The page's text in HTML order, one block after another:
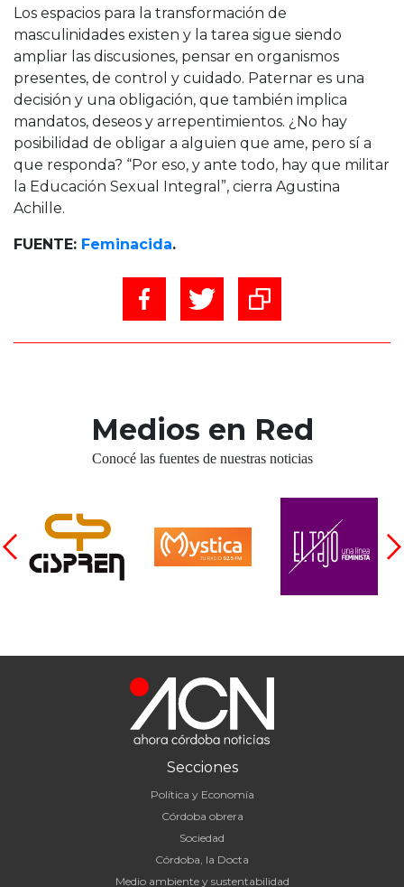
Los espacios para la transformación de
masculinidades existen y la tarea sigue siendo
ampliar las discusiones, pensar en organismos
presentes, de control y cuidado. Paternar es una
decisión y una obligación, que también implica
mandatos, deseos y arrepentimientos. ¿No hay
posibilidad de obligar a alguien que ame, pero sí a
que responda? “Por eso, y ante todo, hay que militar
la Educación Sexual Integral”, cierra Agustina
Achille.
FUENTE: Feminacida.
Medios en Red
Conocé las fuentes de nuestras noticias
Secciones
Política y Economía
Córdoba obrera
Sociedad
Córdoba, la Docta
Medio ambiente y sustentabilidad